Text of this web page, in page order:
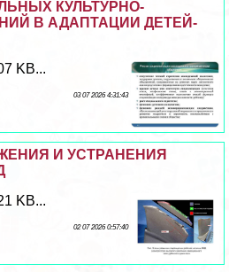
КУЛЬТУРНО-
В АДАПТАЦИИ ДЕТЕЙ-
KB...
03 07 2026 4:31:43
И УСТРАНЕНИЯ
KB...
02 07 2026 0:57:40